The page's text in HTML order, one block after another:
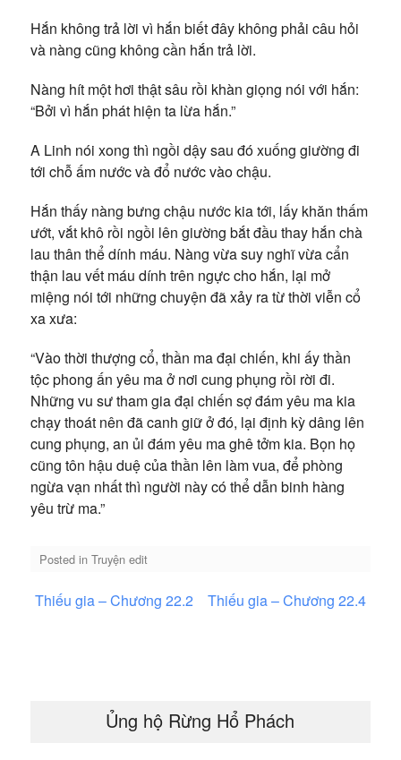
Hắn không trả lời vì hắn biết đây không phải câu hỏi
và nàng cũng không cần hắn trả lời.
Nàng hít một hơi thật sâu rồi khàn giọng nói với hắn:
“Bởi vì hắn phát hiện ta lừa hắn.”
A Linh nói xong thì ngồi dậy sau đó xuống giường đi
tới chỗ ấm nước và đổ nước vào chậu.
Hắn thấy nàng bưng chậu nước kia tới, lấy khăn thấm
ướt, vắt khô rồi ngồi lên giường bắt đầu thay hắn chà
lau thân thể dính máu. Nàng vừa suy nghĩ vừa cẩn
thận lau vết máu dính trên ngực cho hắn, lại mở
miệng nói tới những chuyện đã xảy ra từ thời viễn cổ
xa xưa:
“Vào thời thượng cổ, thần ma đại chiến, khi ấy thần
tộc phong ấn yêu ma ở nơi cung phụng rồi rời đi.
Những vu sư tham gia đại chiến sợ đám yêu ma kia
chạy thoát nên đã canh giữ ở đó, lại định kỳ dâng lên
cung phụng, an ủi đám yêu ma ghê tởm kia. Bọn họ
cũng tôn hậu duệ của thần lên làm vua, để phòng
ngừa vạn nhất thì người này có thể dẫn binh hàng
yêu trừ ma.”
Posted in Truyện edit
Điều
Thiếu gia – Chương 22.2 Thiếu gia – Chương 22.4
Ủng hộ Rừng Hổ Phách